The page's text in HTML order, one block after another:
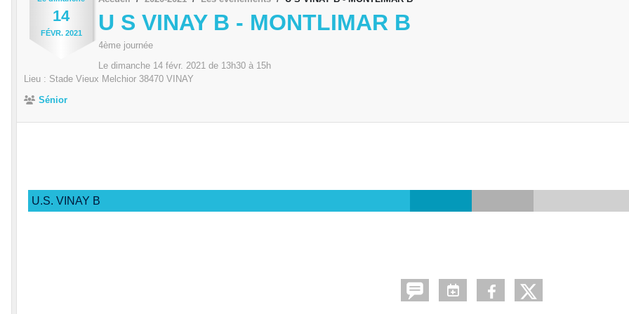
14
FÉVR. 2021 U S VINAY B - MONTLIMAR B
4ème journée
Le dimanche 14 févr. 2021 de 13h30 à 15h
Lieu : Stade Vieux Melchior 38470 VINAY
Sénior
U.S. VINAY B